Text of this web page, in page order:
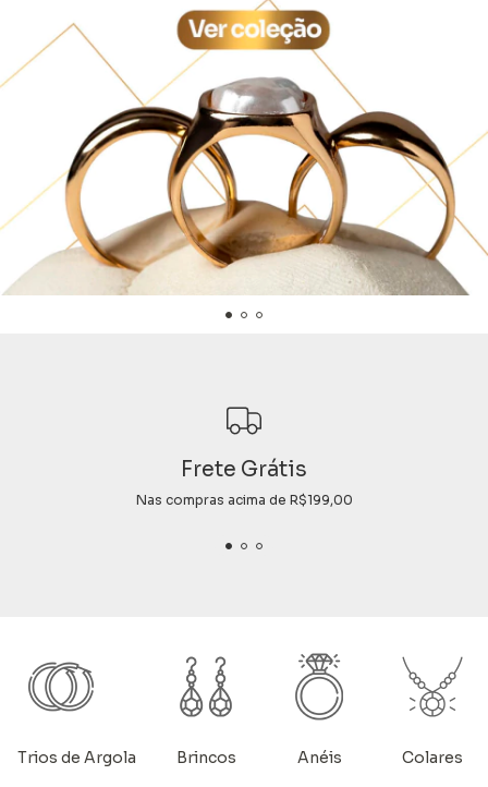
Frete Grátis
Nas compras acima de R$199,00
Trios de Argola Brincos Anéis Colares